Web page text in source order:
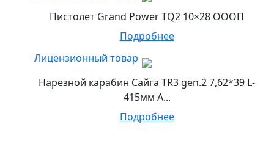
Пистолет Grand Power TQ2 10×28 ОООП
Подробнее
Лицензионный товар
Нарезной карабин Сайга TR3 gen.2 7,62*39 L-
415мм А...
Подробнее